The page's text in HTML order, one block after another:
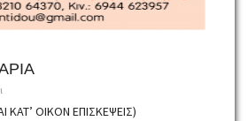
ΟΙΚΟΝ ΕΠΙΣΚΕΨΕΙΣ)